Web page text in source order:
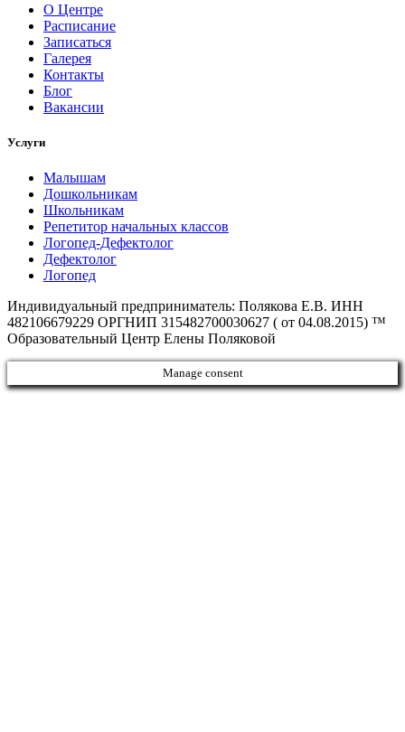
О Центре
Расписание
Записаться
Галерея
Контакты
Блог
Вакансии
Услуги
Малышам
Дошкольникам
Школьникам
Репетитор начальных классов
Логопед-Дефектолог
Дефектолог
Логопед
Индивидуальный предприниматель: Полякова Е.В. ИНН
482106679229 ОРГНИП 315482700030627 ( от 04.08.2015) ™
Образовательный Центр Елены Поляковой
Manage consent